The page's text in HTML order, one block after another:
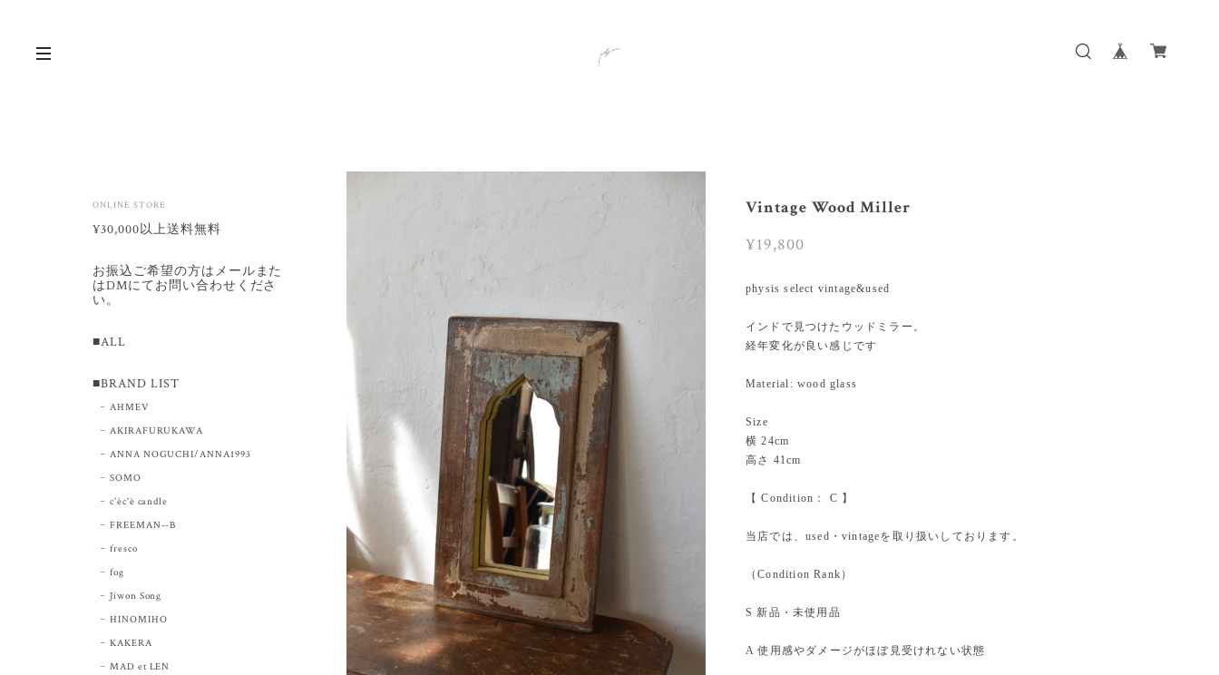
Vintage Wood Miller
¥19,800
physis select vintage&used
インドで見つけたウッドミラー。
経年変化が良い感じです
Material: wood glass
Size
横 24cm
高さ 41cm
【 Condition： C 】
当店では、used・vintageを取り扱いしております。
（Condition Rank）
S 新品・未使用品
A 使用感やダメージがほぼ見受けれない状態
ONLINE STORE
¥30,000以上送料無料
お振込ご希望の方はメールまた
はDMにてお問い合わせくださ
い。
■ALL
■BRAND LIST
AHMEV
AKIRAFURUKAWA
ANNA NOGUCHI/ANNA1993
SOMO
c'èc'è candle
FREEMAN--B
fresco
fog
Jiwon Song
HINOMIHO
KAKERA
MAD et LEN